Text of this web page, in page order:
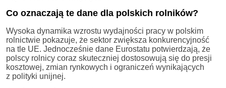
Co oznaczają te dane dla polskich rolników?
Wysoka dynamika wzrostu wydajności pracy w polskim
rolnictwie pokazuje, że sektor zwiększa konkurencyjność
na tle UE. Jednocześnie dane Eurostatu potwierdzają, że
polscy rolnicy coraz skuteczniej dostosowują się do presji
kosztowej, zmian rynkowych i ograniczeń wynikających
z polityki unijnej.